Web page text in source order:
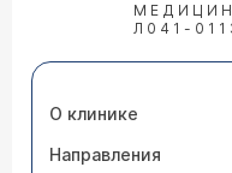
Л041-
О клинике
Направления